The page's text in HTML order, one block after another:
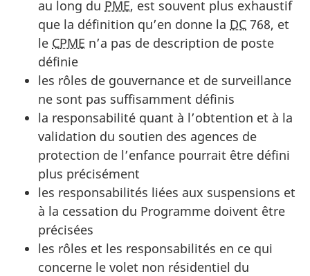
au long du PME, est souvent plus exhaustif
que la définition qu’en donne la DC 768, et
le CPME n’a pas de description de poste
définie
les rôles de gouvernance et de surveillance
ne sont pas suffisamment définis
la responsabilité quant à l’obtention et à la
validation du soutien des agences de
protection de l’enfance pourrait être défini
plus précisément
les responsabilités liées aux suspensions et
à la cessation du Programme doivent être
précisées
les rôles et les responsabilités en ce qui
concerne le volet non résidentiel du